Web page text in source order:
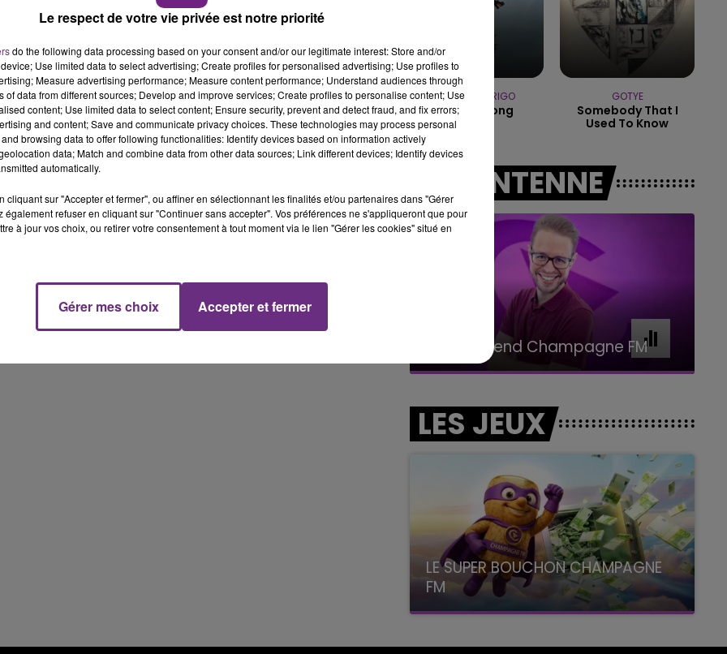
LE MAGASIN JOUÉCLUB DE REIMS FERME
SES PORTES
C'était l'une des institutions du centre-ville
rémois. Le magasin JouéClub est contraint de
fermer ses portes.
OLIVIA RODRIGO
Stupid Song
GOTYE
Somebody That I
Used To Know
A L'ANTENNE
7h00 - 11h00
Le week-end Champagne FM
LES JEUX
LE SUPER BOUCHON CHAMPAGNE
FM
avec La Famille Champagne FM, à 8H10
Le respect de votre vie privée est notre priorité
do the following data processing based on your consent and/or our legitimate interest: Store and/or
Use limited data to select advertising; Create profiles for personalised advertising; Use profiles to
Measure advertising performance; Measure content performance; Understand audiences through
of data from different sources; Develop and improve services; Create profiles to personalise content; Use
content; Use limited data to select content; Ensure security, prevent and detect fraud, and fix errors;
and content; Save and communicate privacy choices. These technologies may process personal
browsing data to offer following functionalities: Identify devices based on information actively
data; Match and combine data from other data sources; Link different devices; Identify devices
automatically.
cliquant sur "Accepter et fermer", ou affiner en sélectionnant les finalités et/ou partenaires dans "Gérer
également refuser en cliquant sur "Continuer sans accepter". Vos préférences ne s'appliqueront que pour
à jour vos choix, ou retirer votre consentement à tout moment via le lien "Gérer les cookies" situé en
Gérer mes choix Accepter et fermer